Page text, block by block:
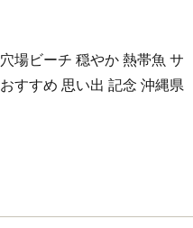
場ビーチ 穏やか 熱帯魚 サ
すすめ 思い出 記念 沖縄県